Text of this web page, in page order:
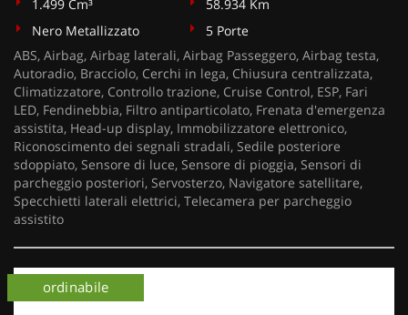
1.499 Cm³
58.934 Km
Nero Metallizzato
5 Porte
ABS, Airbag, Airbag laterali, Airbag Passeggero, Airbag testa,
Autoradio, Bracciolo, Cerchi in lega, Chiusura centralizzata,
Climatizzatore, Controllo trazione, Cruise Control, ESP, Fari
LED, Fendinebbia, Filtro antiparticolato, Frenata d'emergenza
assistita, Head-up display, Immobilizzatore elettronico,
Riconoscimento dei segnali stradali, Sedile posteriore
sdoppiato, Sensore di luce, Sensore di pioggia, Sensori di
parcheggio posteriori, Servosterzo, Navigatore satellitare,
Specchietti laterali elettrici, Telecamera per parcheggio
assistito
ordinabile